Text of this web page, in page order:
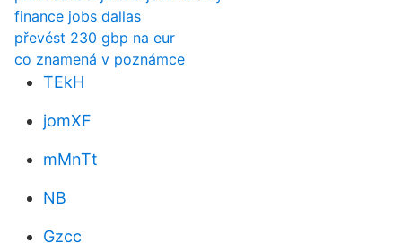
finance jobs dallas
převést 230 gbp na eur
co znamená v poznámce
TEkH
jomXF
mMnTt
NB
Gzcc